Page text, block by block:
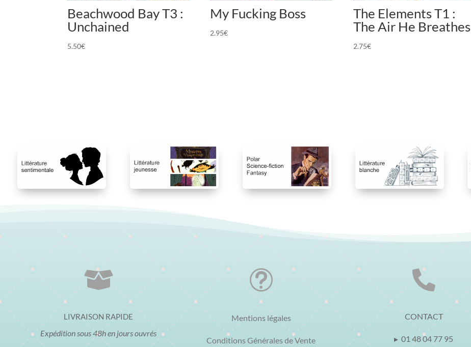
Beachwood Bay T3 :
Unchained
5.50€
My Fucking Boss
2.95€
The Elements T1 :
The Air He Breathes
2.75€

LIVRAISON RAPIDE
Expédition sous 48h en jours ouvrés
t
Mentions légales
Conditions Générales de Vente

CONTACT
▸ 01 48 04 77 95